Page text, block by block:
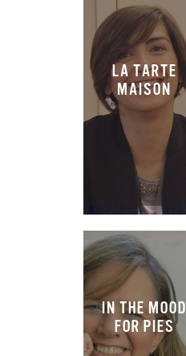
LA TARTE
MAISON
IN THE MOOD
FOR PIES